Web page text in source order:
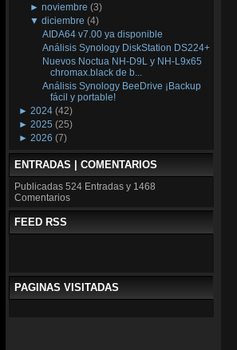
►noviembre (3)
▼diciembre (4)
AIDA64 v7.00 ya disponible
Análisis Synology DiskStation DS224+
Nuevos Noctua NH-D9L y NH-L9x65
chromax.black de b...
Análisis Synology BeeDrive ¡Backup
fácil y portable!
► 2024 (42)
► 2025 (25)
► 2026 (7)
ENTRADAS | COMENTARIOS
Publicadas 524 Entradas y 1468
Comentarios
FEED RSS
PAGINAS VISITADAS